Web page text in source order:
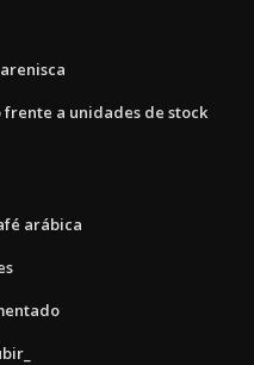
a unidades de stock
arábica